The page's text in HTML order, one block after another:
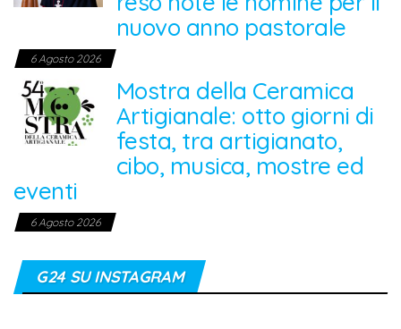
nuovo anno pastorale
6 Agosto 2026
Mostra della Ceramica
Artigianale: otto giorni di
festa, tra artigianato,
cibo, musica, mostre ed
eventi
6 Agosto 2026
G24 SU INSTAGRAM